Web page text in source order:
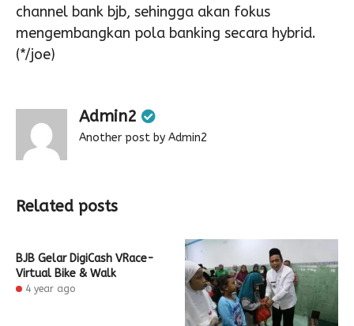
channel bank bjb, sehingga akan fokus
mengembangkan pola banking secara hybrid.
(*/joe)
Admin2
Another post by Admin2
Related posts
BJB Gelar DigiCash VRace-
Virtual Bike & Walk
4 year ago